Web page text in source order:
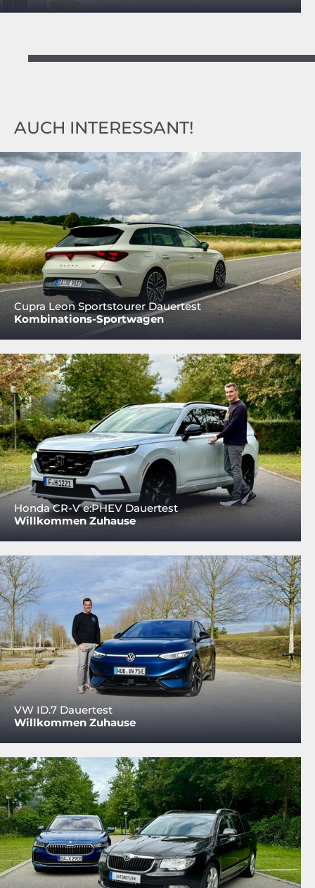
AUCH INTERESSANT!
Cupra Leon Sportstourer Dauertest
Kombinations-Sportwagen
Honda CR-V e:PHEV Dauertest
Willkommen Zuhause
VW ID.7 Dauertest
Willkommen Zuhause